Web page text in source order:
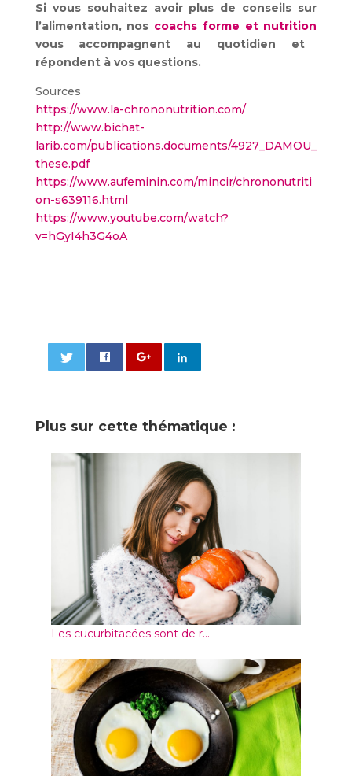
Si vous souhaitez avoir plus de conseils sur
l’alimentation, nos coachs forme et nutrition
vous accompagnent au quotidien et
répondent à vos questions.
Sources
https://www.la-chrononutrition.com/
http://www.bichat-
larib.com/publications.documents/4927_DAMOU_
these.pdf
https://www.aufeminin.com/mincir/chrononutriti
on-s639116.html
https://www.youtube.com/watch?
v=hGyI4h3G4oA
Plus sur cette thématique :
Les cucurbitacées sont de r...